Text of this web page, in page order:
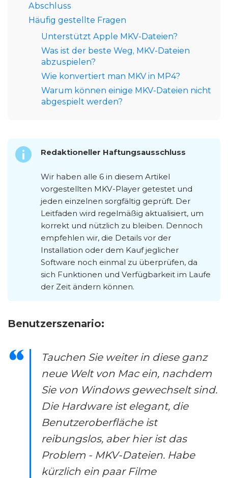
Abschluss
Häufig gestellte Fragen
Unterstützt Apple MKV-Dateien?
Was ist der beste Weg, MKV-Dateien
abzuspielen?
Wie konvertiert man MKV in MP4?
Warum können einige MKV-Dateien nicht
abgespielt werden?
Redaktioneller Haftungsausschluss
Wir haben alle 6 in diesem Artikel
vorgestellten MKV-Player getestet und
jeden einzelnen sorgfältig geprüft. Der
Leitfaden wird regelmäßig aktualisiert, um
korrekt und nützlich zu bleiben. Dennoch
empfehlen wir, die Details vor der
Installation oder dem Kauf jeglicher
Software noch einmal zu überprüfen, da
sich Funktionen und Verfügbarkeit im Laufe
der Zeit ändern können.
Benutzerszenario:
Tauchen Sie weiter in diese ganz
neue Welt von Mac ein, nachdem
Sie von Windows gewechselt sind.
Die Hardware ist elegant, die
Benutzeroberfläche ist
reibungslos, aber hier ist das
Problem - MKV-Dateien. Habe
kürzlich ein paar Filme